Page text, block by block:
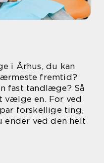
i Århus, du kan
fremtid?
fast tandlæge? Så
vælge en. For ved
forskellige ting,
ender ved den helt